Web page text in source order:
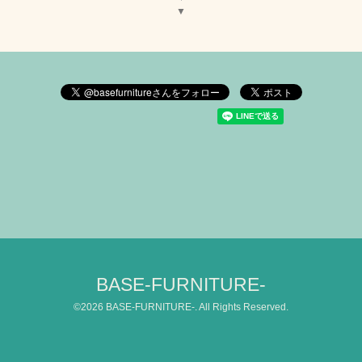
▼
BASE-FURNITURE-
©2026 BASE-FURNITURE-. All Rights Reserved.